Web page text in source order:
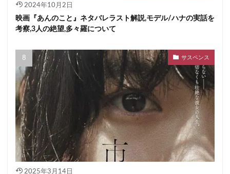
2024年10月2日
映画『あんのこと』ネタバレラスト解説,モデル/ハナの実話を
考察,3人の絶望,多々羅について
サスペンス
2025年3月14日